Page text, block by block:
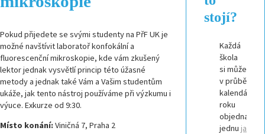
Pokud přijedete se svými studenty na PřF UK je
možné navštívit laboratoř konfokální a
fluorescenční mikroskopie, kde vám zkušený
lektor jednak vysvětlí princip této úžasné
metody a jednak také Vám a Vašim studentům
ukáže, jak tento nástroj používáme při výzkumu i
výuce. Exkurze od 9:30.
Místo konání:Viničná 7, Praha 2
stojí?
Každá
škola
si může
v průběhu
kalendářního
roku
objednat
jednu